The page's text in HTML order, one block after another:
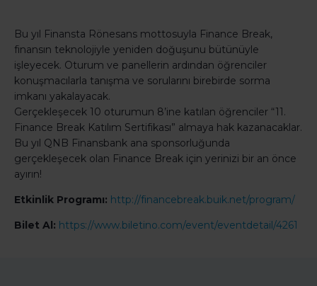
Bu yıl Finansta Rönesans mottosuyla Finance Break,
finansın teknolojiyle yeniden doğuşunu bütünüyle
işleyecek. Oturum ve panellerin ardından öğrenciler
konuşmacılarla tanışma ve sorularını birebirde sorma
imkanı yakalayacak.
Gerçekleşecek 10 oturumun 8’ine katılan öğrenciler “11.
Finance Break Katılım Sertifikası” almaya hak kazanacaklar.
Bu yıl QNB Finansbank ana sponsorluğunda
gerçekleşecek olan Finance Break için yerinizi bir an önce
ayırın!
Etkinlik Programı: http://financebreak.buik.net/program/
Bilet Al: https://www.biletino.com/event/eventdetail/4261